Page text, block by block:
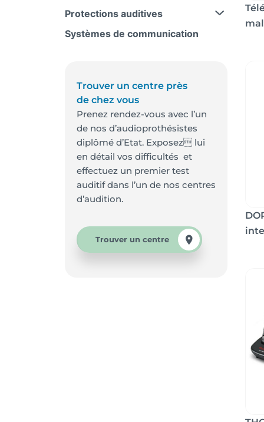
Protections auditives
Systèmes de communication
Trouver un centre près
de chez vous
Prenez rendez-vous avec l’un
de nos d’audioprothésistes
diplômé d’Etat. Exposez lui
en détail vos difficultés et
effectuez un premier test
auditif dans l’un de nos centres
d’audition.
Trouver un centre